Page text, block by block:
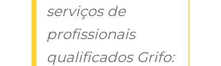
serviços de
profissionais
qualificados Grifo: